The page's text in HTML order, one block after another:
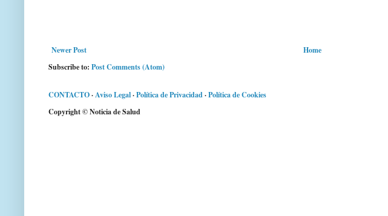
Newer Post
Home
Subscribe to: Post Comments (Atom)
CONTACTO·Aviso Legal·Política de Privacidad·Política de Cookies
Copyright © Noticia de Salud